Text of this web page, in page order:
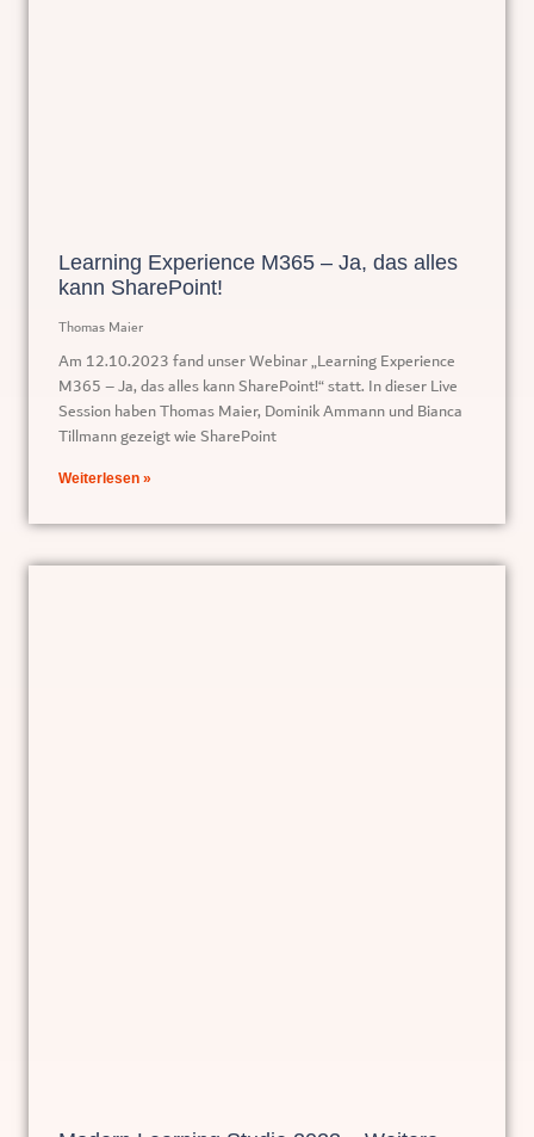
Learning Experience M365 – Ja, das alles
kann SharePoint!
Thomas Maier
Am 12.10.2023 fand unser Webinar „Learning Experience
M365 – Ja, das alles kann SharePoint!“ statt. In dieser Live
Session haben Thomas Maier, Dominik Ammann und Bianca
Tillmann gezeigt wie SharePoint
Weiterlesen »